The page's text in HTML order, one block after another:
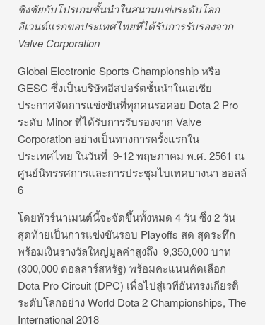
ชิงชัยกับโปรเกมชั้นนำในสนามแข่งระดับโลก
อีเวนต์แรกขอประเทศไทยที่ได้รับการรับรองจาก
Valve Corporation
Global Electronic Sports Championship หรือ
GESC ซึ่งเป็นบริษัทอีสปอร์ตชั้นนำในเอเชีย
ประกาศจัดการแข่งขันที่ทุกคนรอคอย Dota 2 Pro
ระดับ Minor ที่ได้รับการรับรองจาก Valve
Corporation อย่างเป็นทางการครั้งแรกใน
ประเทศไทย ในวันที่ 9-12 พฤษภาคม พ.ศ. 2561 ณ
ศูนย์นิทรรศการและการประชุมไบเทคบางนา ฮอลล์
6
โดยทัวร์นาเมนต์นี้จะจัดขึ้นทั้งหมด 4 วัน ซึ่ง 2 วัน
สุดท้ายเป็นการแข่งขันรอบ Playoffs สด สุดระทึก
พร้อมเงินรางวัลใหญ่มูลค่าสูงถึง 9,350,000 บาท
(300,000 ดอลลาร์สหรัฐ) พร้อมคะแนนคัดเลือก
Dota Pro Circuit (DPC) เพื่อไปสู่เวทีอันทรงเกียรติ
ระดับโลกอย่าง World Dota 2 Championships, The
International 2018